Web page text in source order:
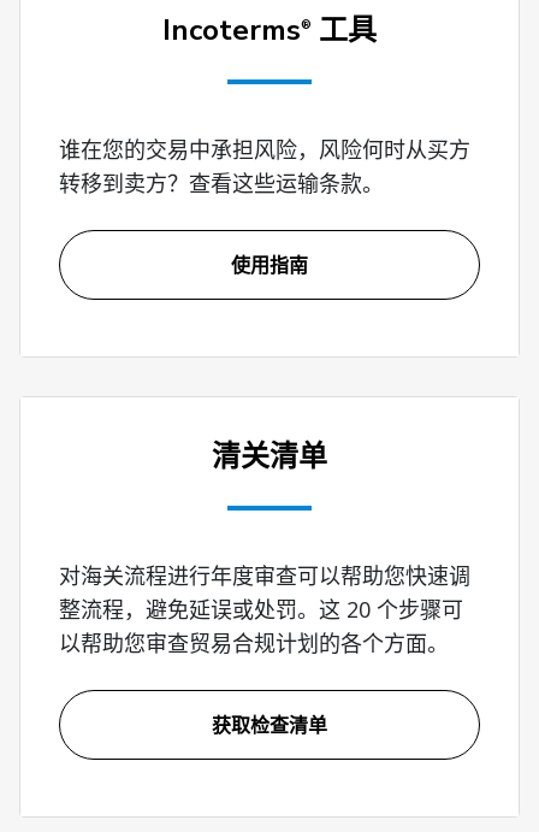
Incoterms® 工具
谁在您的交易中承担风险，风险何时从买方
转移到卖方？查看这些运输条款。
使用指南
清关清单
对海关流程进行年度审查可以帮助您快速调
整流程，避免延误或处罚。这 20 个步骤可
以帮助您审查贸易合规计划的各个方面。
获取检查清单